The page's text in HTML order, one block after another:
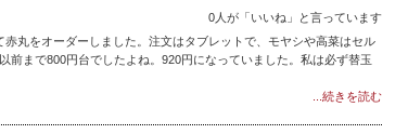
0人が「いいね」と言っています
丸をオーダーしました。注文はタブレットで、モヤシや高菜はセル
前まで800円台でしたよね。920円になっていました。私は必ず替玉
...続きを読む